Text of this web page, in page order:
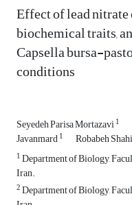
Effect of lead nitrate
biochemical traits,
Capsella bursa-
conditions
Seyedeh Parisa Mortazavi1
Javanmard1 Robabeh
1Department of Biology,
Iran.
2Department of Biology,